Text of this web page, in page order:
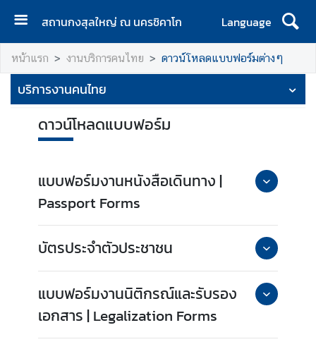
สถานกงสุลใหญ่ ณ นครชิคาโก
Language
ห
น้
ห
ก
น
บ
ริ
ก
ค
น
หน้าแรก งานบริการคนไทย ดาวน์โหลดแบบฟอร์มต่างๆ
บริการงานคนไทย
ดาวน์โหลดแบบฟอร์ม
แบบฟอร์มงานหนังสือเดินทาง |
Passport Forms
บัตรประจำตัวประชาชน
แบบฟอร์มงานนิติกรณ์และรับรอง
เอกสาร | Legalization Forms